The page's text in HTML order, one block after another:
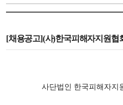
자격복원
[채용공고](사)한국피해자지원협
사단법인 한국피해자지